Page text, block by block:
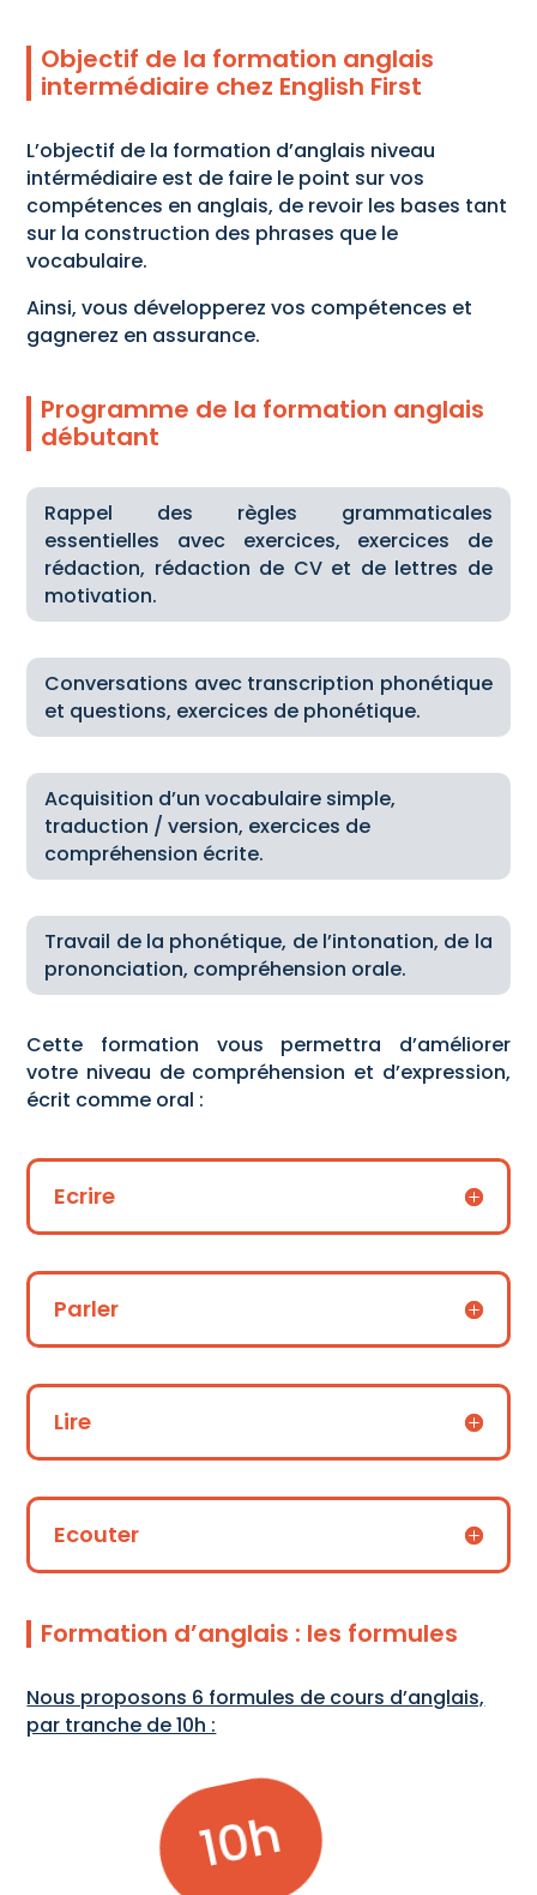
Objectif de la formation anglais
intermédiaire chez English First
L’objectif de la formation d’anglais niveau
intérmédiaire est de faire le point sur vos
compétences en anglais, de revoir les bases tant
sur la construction des phrases que le
vocabulaire.
Ainsi, vous développerez vos compétences et
gagnerez en assurance.
Programme de la formation anglais
débutant
Rappel des règles grammaticales
essentielles avec exercices, exercices de
rédaction, rédaction de CV et de lettres de
motivation.
Conversations avec transcription phonétique
et questions, exercices de phonétique.
Acquisition d’un vocabulaire simple,
traduction / version, exercices de
compréhension écrite.
Travail de la phonétique, de l’intonation, de la
prononciation, compréhension orale.
Cette formation vous permettra d’améliorer
votre niveau de compréhension et d’expression,
écrit comme oral :
Ecrire
Parler
Lire
Ecouter
Formation d’anglais : les formules
Nous proposons 6 formules de cours d’anglais,
par tranche de 10h :
10h